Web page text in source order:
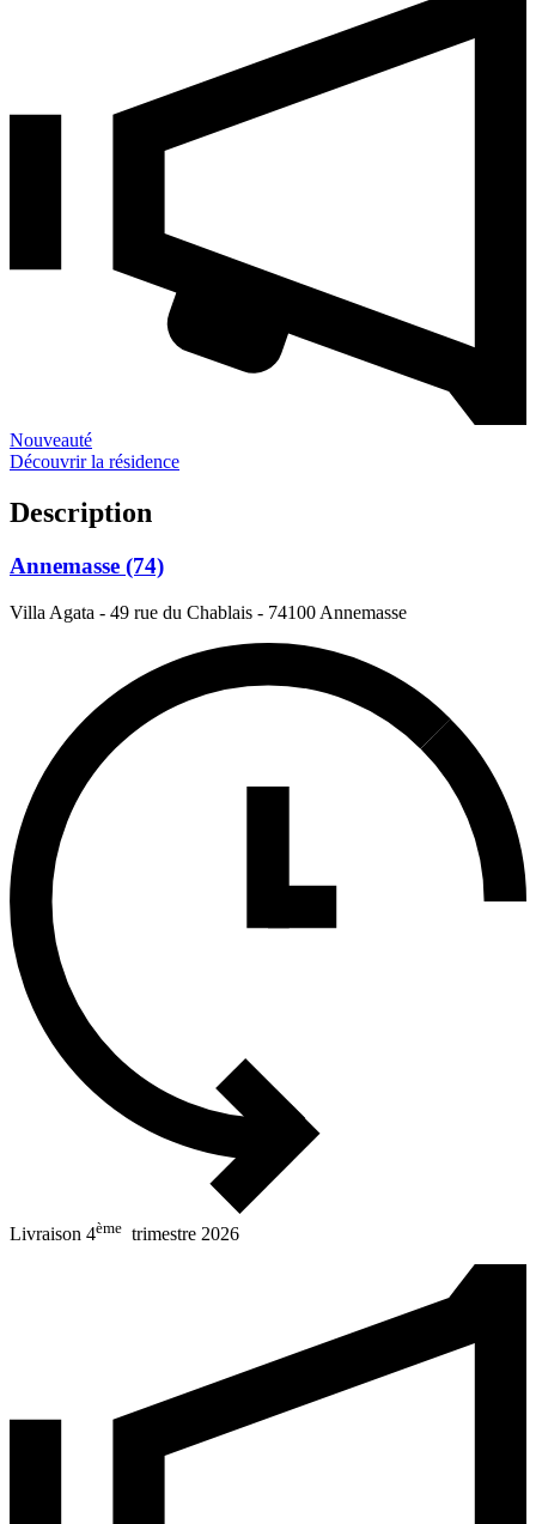
Nouveauté
Découvrir la résidence
Description
Annemasse (74)
Villa Agata - 49 rue du Chablais - 74100 Annemasse
Livraison 4ème trimestre 2026